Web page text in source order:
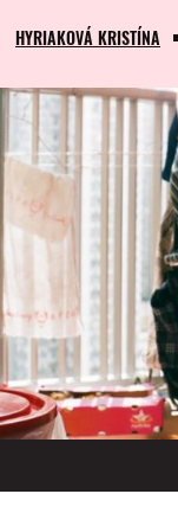
HYRIAKOVÁ KRISTÍNA